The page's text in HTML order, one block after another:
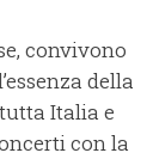
convivono
della
Italia e
con la